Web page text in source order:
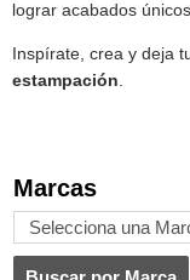
Marcas
lograr acabados
Inspírate, crea y deja
estampación